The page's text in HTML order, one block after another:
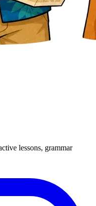
lessons, grammar